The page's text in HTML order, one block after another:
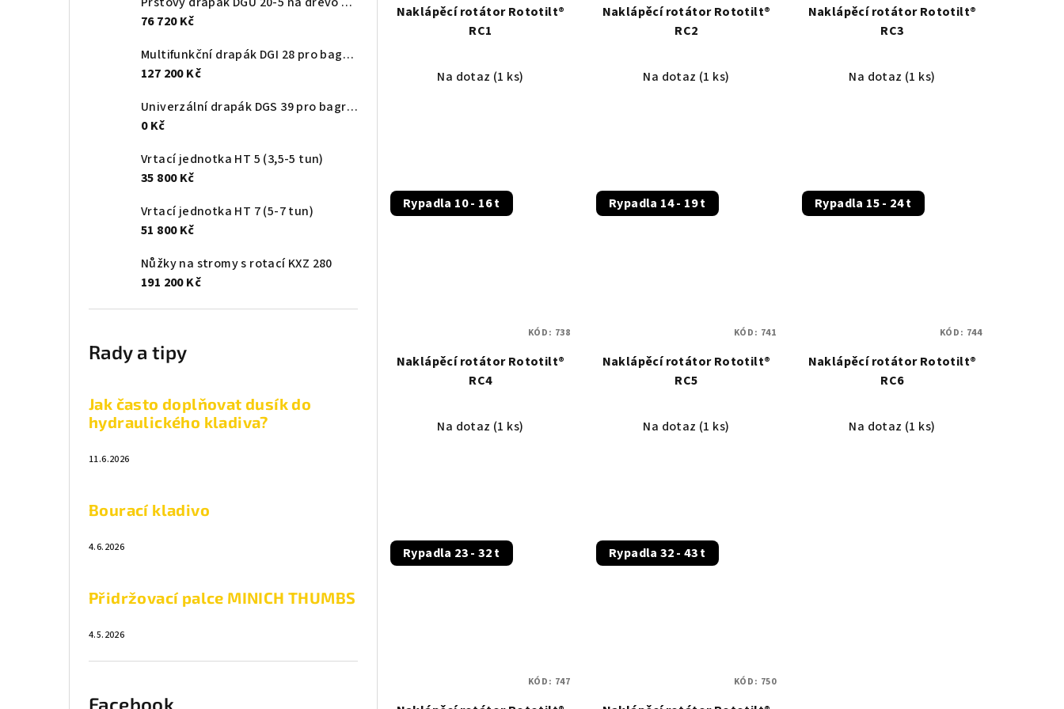
76 720 Kč
Multifunkční drapák DGI 28 pro bagry 8 -14 tun
127 200 Kč
Univerzální drapák DGS 39 pro bagry 14-24 tun
0 Kč
Vrtací jednotka HT 5 (3,5-5 tun)
35 800 Kč
Vrtací jednotka HT 7 (5-7 tun)
51 800 Kč
Nůžky na stromy s rotací KXZ 280
191 200 Kč
Rady a tipy
Jak často doplňovat dusík do
hydraulického kladiva?
11.6.2026
Bourací kladivo
4.6.2026
Přidržovací palce MINICH THUMBS
4.5.2026
Facebook
r
ů
Naklápěcí rotátor Rototilt®
RC1
Na dotaz (1 ks)
Naklápěcí rotátor Rototilt®
RC2
Na dotaz (1 ks)
Naklápěcí rotátor Rototilt®
RC3
Na dotaz (1 ks)
Rypadla 10 - 16 t
Naklápěcí rotátor Rototilt®
RC4
Na dotaz (1 ks)
KÓD: 738
Rypadla 14 - 19 t
Naklápěcí rotátor Rototilt®
RC5
Na dotaz (1 ks)
KÓD: 741
Rypadla 15 - 24 t
Naklápěcí rotátor Rototilt®
RC6
Na dotaz (1 ks)
KÓD: 744
Rypadla 23 - 32 t
KÓD: 747
Rypadla 32 - 43 t
KÓD: 750